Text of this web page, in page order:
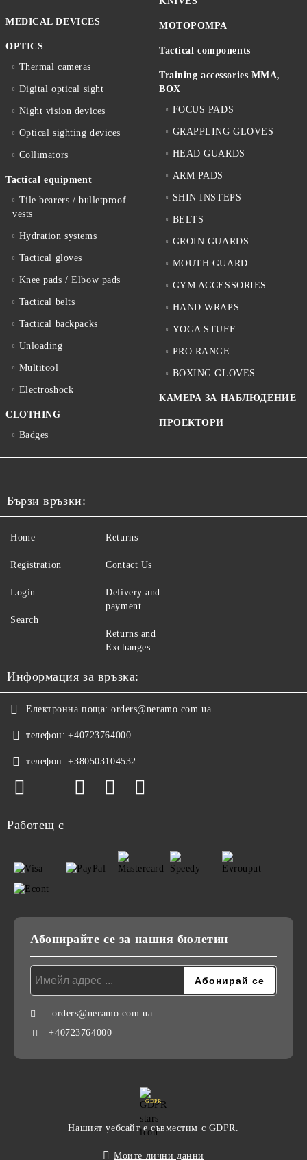
MEDICAL DEVICES
OPTICS
Thermal cameras
Digital optical sight
Night vision devices
Optical sighting devices
Collimators
Tactical equipment
Tile bearers / bulletproof
vests
Hydration systems
Tactical gloves
Knee pads / Elbow pads
Tactical belts
Tactical backpacks
Unloading
Multitool
Electroshock
CLOTHING
Badges
MOTOPOMPA
Tactical components
Training accessories MMA,
BOX
FOCUS PADS
GRAPPLING GLOVES
HEAD GUARDS
ARM PADS
SHIN INSTEPS
BELTS
GROIN GUARDS
MOUTH GUARD
GYM ACCESSORIES
HAND WRAPS
YOGA STUFF
PRO RANGE
BOXING GLOVES
КАМЕРА ЗА НАБЛЮДЕНИЕ
ПРОЕКТОРИ
Бързи връзки:
Home
Registration
Login
Search
Returns
Contact Us
Delivery and
payment
Returns and
Exchanges
Информация за връзка:
Електронна поща: orders@neramo.com.ua
телефон: +40723764000
телефон: +380503104532
Работещ с
Абонирайте се за нашия бюлетин
orders@neramo.com.ua
+40723764000
GDPR
Нашият уебсайт е съвместим с GDPR.
Моите лични данни